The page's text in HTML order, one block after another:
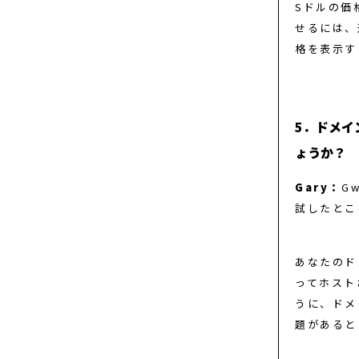
Sドルの価
せるには
格を表示
5．ドメイ
ょうか？
Gary：
試したと
あなたの
ってホス
うに、ド
題がある